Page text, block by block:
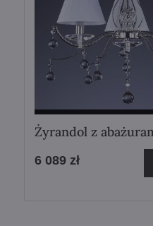
Żyrandol z
6 089 zł